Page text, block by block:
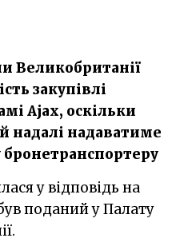
Великобританії
закупівлі
Ajax, оскільки
надалі надаватиме
поданий у Палату